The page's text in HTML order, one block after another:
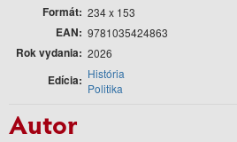
Formát 234 x 153
EAN 9781035424863
Rok vydania 2026
Edícia
História
Politika
Autor